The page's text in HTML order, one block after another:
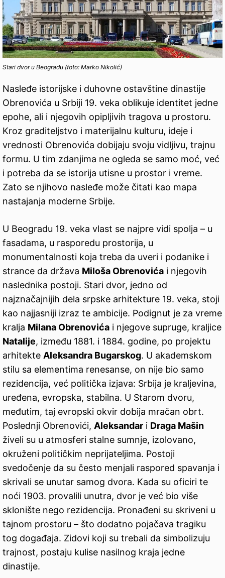
Stari dvor u Beogradu (foto: Marko Nikolić)
Nasleđe istorijske i duhovne ostavštine dinastije
Obrenovića u Srbiji 19. veka oblikuje identitet jedne
epohe, ali i njegovih opipljivih tragova u prostoru.
Kroz graditeljstvo i materijalnu kulturu, ideje i
vrednosti Obrenovića dobijaju svoju vidljivu, trajnu
formu. U tim zdanjima ne ogleda se samo moć, već
i potreba da se istorija utisne u prostor i vreme.
Zato se njihovo nasleđe može čitati kao mapa
nastajanja moderne Srbije.
U Beogradu 19. veka vlast se najpre vidi spolja – u
fasadama, u rasporedu prostorija, u
monumentalnosti koja treba da uveri i podanike i
strance da država Miloša Obrenovića i njegovih
naslednika postoji. Stari dvor, jedno od
najznačajnijih dela srpske arhitekture 19. veka, stoji
kao najjasniji izraz te ambicije. Podignut je za vreme
kralja Milana Obrenovića i njegove supruge, kraljice
Natalije, između 1881. i 1884. godine, po projektu
arhitekte Aleksandra Bugarskog. U akademskom
stilu sa elementima renesanse, on nije bio samo
rezidencija, već politička izjava: Srbija je kraljevina,
uređena, evropska, stabilna. U Starom dvoru,
međutim, taj evropski okvir dobija mračan obrt.
Poslednji Obrenovići, Aleksandar i Draga Mašin
živeli su u atmosferi stalne sumnje, izolovano,
okruženi političkim neprijateljima. Postoji
svedočenje da su često menjali raspored spavanja i
skrivali se unutar samog dvora. Kada su oficiri te
noći 1903. provalili unutra, dvor je već bio više
sklonište nego rezidencija. Pronađeni su skriveni u
tajnom prostoru – što dodatno pojačava tragiku
tog događaja. Zidovi koji su trebali da simbolizuju
trajnost, postaju kulise nasilnog kraja jedne
dinastije.